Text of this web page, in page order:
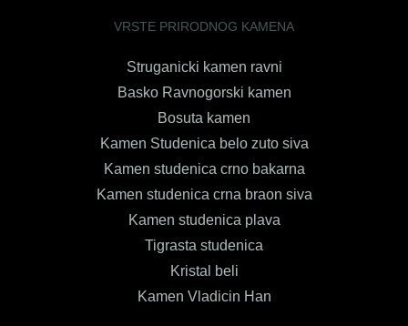
VRSTE PRIRODNOG KAMENA
Struganicki kamen ravni
Basko Ravnogorski kamen
Bosuta kamen
Kamen Studenica belo zuto siva
Kamen studenica crno bakarna
Kamen studenica crna braon siva
Kamen studenica plava
Tigrasta studenica
Kristal beli
Kamen Vladicin Han